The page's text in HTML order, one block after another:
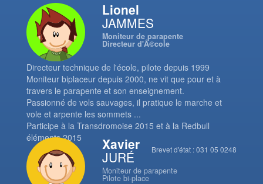
Lionel
JAMMES
Moniteur de parapente
Directeur d'Ã©cole
Directeur technique de l'école, pilote depuis 1999
Moniteur biplaceur depuis 2000, ne vit que pour et à
travers le parapente et son enseignement.
Passionné de vols sauvages, il pratique le marche et
vole et arpente les sommets ...
Participe à la Transdromoise 2015 et à la Redbull
éléments 2015
Brevet d'état : 031 05 0248
Xavier
JURÉ
Moniteur de parapente
Pilote bi-place